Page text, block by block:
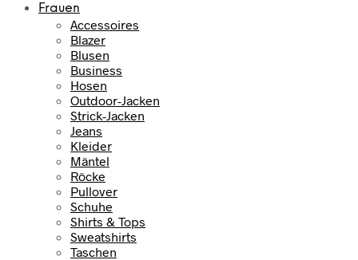
Frauen
Accessoires
Blazer
Blusen
Business
Hosen
Outdoor-Jacken
Strick-Jacken
Jeans
Kleider
Mäntel
Röcke
Pullover
Schuhe
Shirts & Tops
Sweatshirts
Taschen